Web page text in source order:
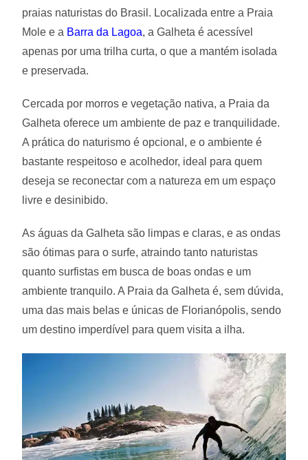
praias naturistas do Brasil. Localizada entre a Praia
Mole e a Barra da Lagoa, a Galheta é acessível
apenas por uma trilha curta, o que a mantém isolada
e preservada.
Cercada por morros e vegetação nativa, a Praia da
Galheta oferece um ambiente de paz e tranquilidade.
A prática do naturismo é opcional, e o ambiente é
bastante respeitoso e acolhedor, ideal para quem
deseja se reconectar com a natureza em um espaço
livre e desinibido.
As águas da Galheta são limpas e claras, e as ondas
são ótimas para o surfe, atraindo tanto naturistas
quanto surfistas em busca de boas ondas e um
ambiente tranquilo. A Praia da Galheta é, sem dúvida,
uma das mais belas e únicas de Florianópolis, sendo
um destino imperdível para quem visita a ilha.